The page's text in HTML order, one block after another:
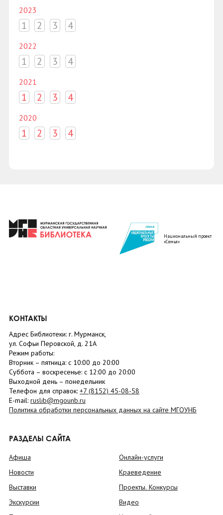
2023
1 2 3 4
2022
1 2 3 4
2021
1 2 3 4
2020
1 2 3 4
Национальный проект
«Семья»
КОНТАКТЫ
Адрес Библиотеки: г. Мурманск,
ул. Софьи Перовской, д. 21А
Режим работы:
Вторник – пятница: с 10:00 до 20:00
Суббота – воскресенье: c 12:00 до 20:00
Выходной день – понедельник
Телефон для справок: +7 (8152) 45-08-58
E-mail: ruslib@mgounb.ru
Политика обработки персональных данных на сайте МГОУНБ
РАЗДЕЛЫ САЙТА
Афиша
Новости
Выставки
Экскурсии
Онлайн-услуги
Краеведение
Проекты. Конкурсы
Видео